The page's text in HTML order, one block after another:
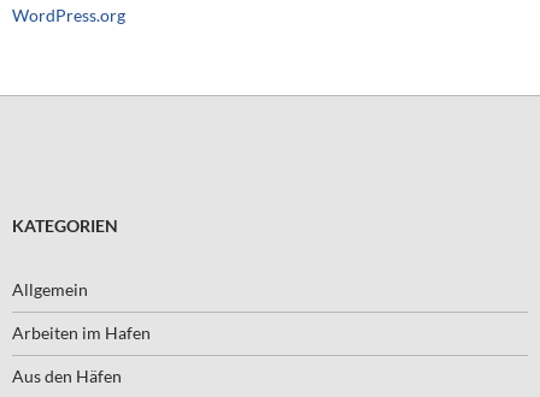
WordPress.org
KATEGORIEN
Allgemein
Arbeiten im Hafen
Aus den Häfen